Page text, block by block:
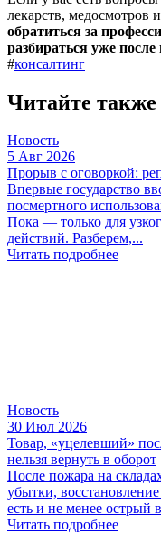
лекарств, медосмотров
обратиться за
разбираться уже
#консалтинг
Читайте также
Новость
5 Авг 2026
Прорыв с оговоркой:
Впервые государство
посмертного
Пока — только для
действий. Разберем,...
Читать подробнее
Новость
30 Июл 2026
Товар, «уцелевший»
нельзя вернуть в оборот
После пожара на
убытки,
есть и не менее острый
Читать подробнее